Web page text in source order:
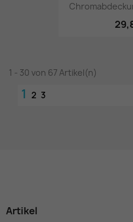
1 - 30 von 67 Artikel(n)
1 2 3
Artikel